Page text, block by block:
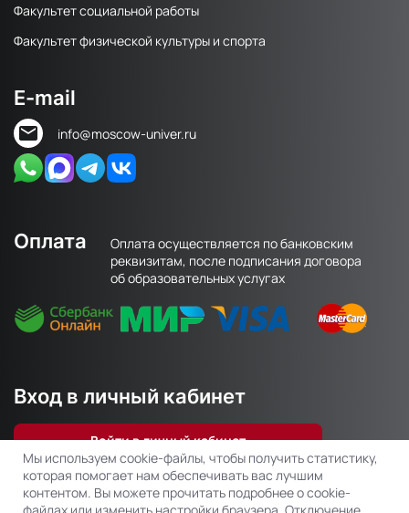
Мы используем cookie-файлы, чтобы получить статистику,
которая помогает нам обеспечивать вас лучшим
контентом. Вы можете прочитать подробнее о cookie-
Факультет социальной работы
Факультет физической культуры и спорта
E-mail
info@moscow-univer.ru
Оплата
Оплата осуществляется по банковским
реквизитам, после подписания договора
об образовательных услугах
Вход в личный кабинет
Войти в личный кабинет